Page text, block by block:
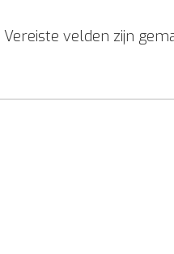
Vereiste velden zijn